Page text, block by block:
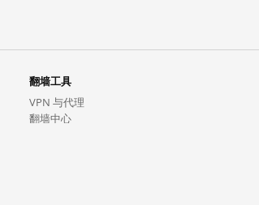
翻墙工具
VPN 与代理
翻墙中心